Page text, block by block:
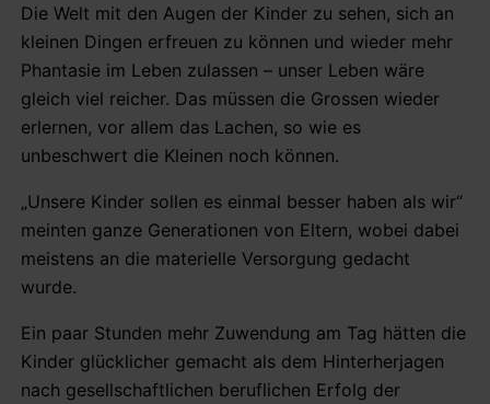
Die Welt mit den Augen der Kinder zu sehen, sich an
kleinen Dingen erfreuen zu können und wieder mehr
Phantasie im Leben zulassen – unser Leben wäre
gleich viel reicher. Das müssen die Grossen wieder
erlernen, vor allem das Lachen, so wie es
unbeschwert die Kleinen noch können.
„Unsere Kinder sollen es einmal besser haben als wir“
meinten ganze Generationen von Eltern, wobei dabei
meistens an die materielle Versorgung gedacht
wurde.
Ein paar Stunden mehr Zuwendung am Tag hätten die
Kinder glücklicher gemacht als dem Hinterherjagen
nach gesellschaftlichen beruflichen Erfolg der